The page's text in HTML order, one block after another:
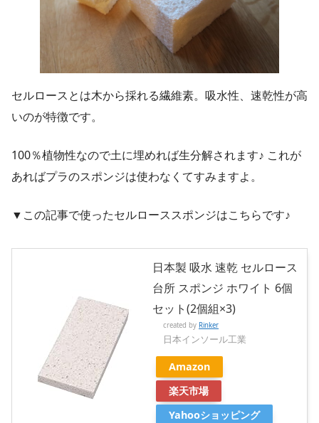
セルロースとは木から採れる繊維素。吸水性、速乾性が高
いのが特徴です。
100％植物性なので土に埋めれば生分解されます♪ これが
あればプラのスポンジは使わなくてすみますよ。
▼この記事で使ったセルローススポンジはこちらです♪
日本製 吸水 速乾 セルロース
台所 スポンジ ホワイト 6個
セット(2個組×3)
created by Rinker
日本インソール工業
Amazon
楽天市場
Yahooショッピング